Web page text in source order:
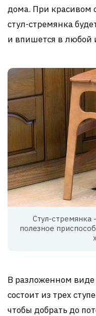
дома. При
стул-стремянка
и впишется в любой
Стул-стремянка
полезное
В разложенном виде
состоит из трех
чтобы добрать до